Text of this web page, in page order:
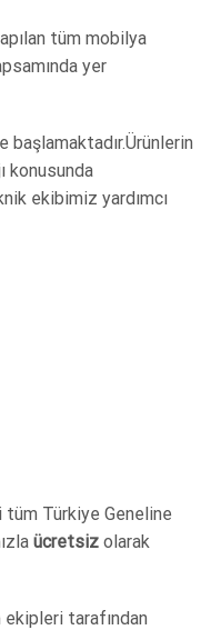
tüm mobilya
yer
konusunda
ekibimiz yardımcı
tüm Türkiye Geneline
ücretsiz olarak
ekipleri tarafından